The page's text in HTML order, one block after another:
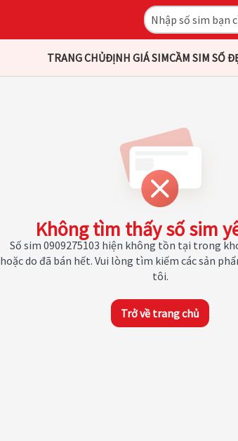
TRANG CHỦĐỊNH GIÁ SIMCẦM SIM SỐ
Không tìm thấy số sim
Số sim 0909275103 hiện không tồn tại trong
hoặc do đã bán hết. Vui lòng tìm kiếm các sản
tôi.
Trở về trang chủ